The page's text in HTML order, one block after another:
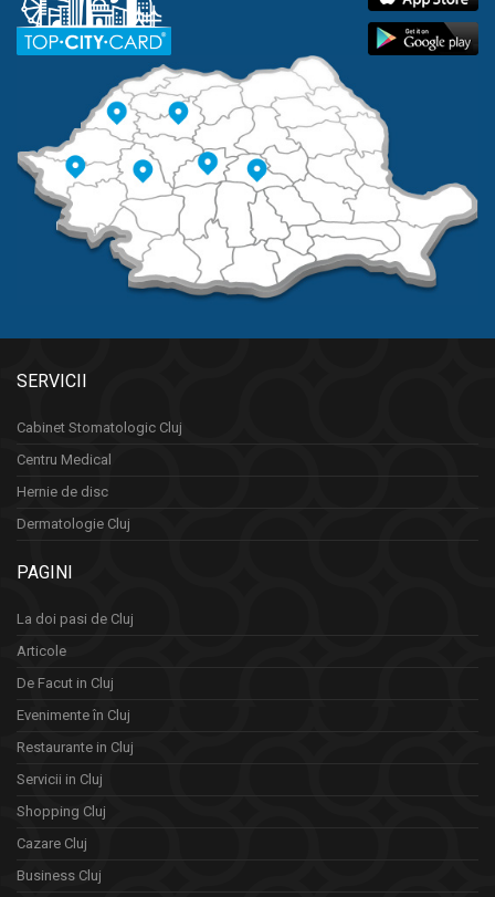
SERVICII
Cabinet Stomatologic Cluj
Centru Medical
Hernie de disc
Dermatologie Cluj
PAGINI
La doi pasi de Cluj
Articole
De Facut in Cluj
Evenimente în Cluj
Restaurante in Cluj
Servicii in Cluj
Shopping Cluj
Cazare Cluj
Business Cluj